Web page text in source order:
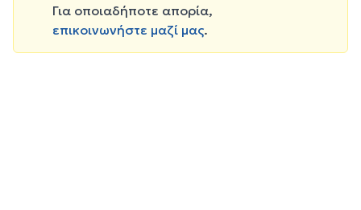
Για οποιαδήποτε απορία,
επικοινωνήστε μαζί μας.